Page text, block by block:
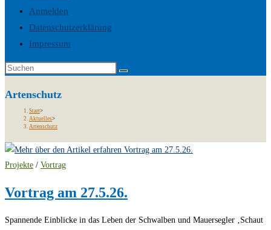
Anmelden
Datenschutzerklärung
Impressum
Artenschutz
Start>
Aktuelles>
Artenschutz
Projekte / Vortrag
Vortrag am 27.5.26.
Spannende Einblicke in das Leben der Schwalben und Mauersegler ‚Schaut